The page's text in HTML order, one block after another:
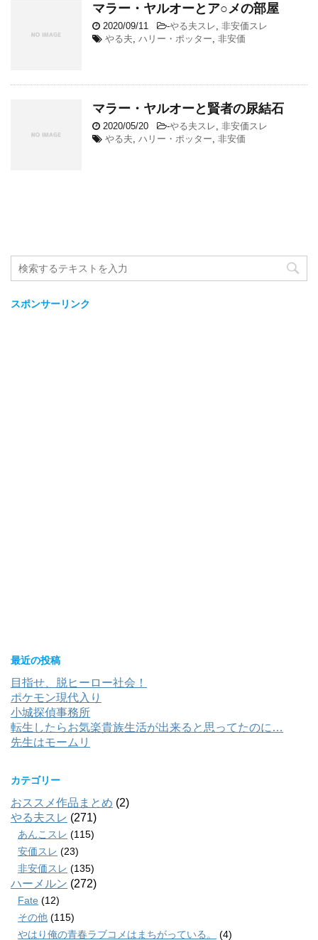
マラー・ヤルオーとア○メの部屋
2020/09/11 -やる夫スレ 非安価スレ
やる夫 ハリー・ポッター 非安価
マラー・ヤルオーと賢者の尿結石
2020/05/20 -やる夫スレ 非安価スレ
やる夫 ハリー・ポッター 非安価
スポンサーリンク
最近の投稿
目指せ、脱ヒーロー社会！
ポケモン現代入り
小城探偵事務所
転生したらお気楽貴族生活が出来ると思ってたのに…
先生はモームリ
カテゴリー
おススメ作品まとめ (2)
やる夫スレ (271)
あんこスレ (115)
安価スレ (23)
非安価スレ (135)
ハーメルン (272)
Fate (12)
その他 (115)
やはり俺の青春ラブコメはまちがっている。
(4)